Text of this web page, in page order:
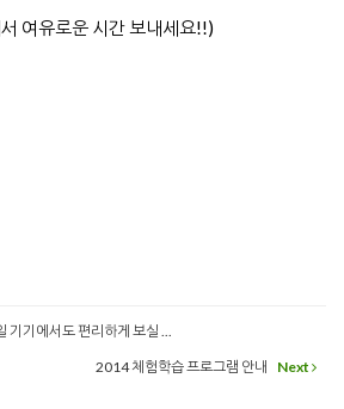
여유로운 시간 보내세요!!)
기기에서도 편리하게 보실 ...
2014 체험학습 프로그램 안내
Next